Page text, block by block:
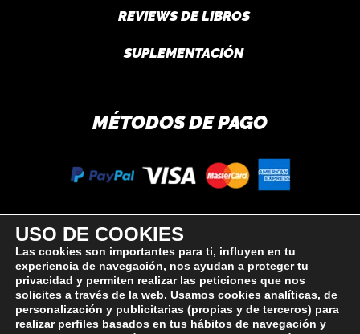
REVIEWS DE LIBROS
SUPLEMENTACIÓN
MÉTODOS DE PAGO
SÍGUEME
USO DE COOKIES
Las cookies son importantes para ti, influyen en tu
experiencia de navegación, nos ayudan a proteger tu
privacidad y permiten realizar las peticiones que nos
solicites a través de la web. Usamos cookies analíticas, de
personalización y publicitarias (propias y de terceros) para
realizar perfiles basados en tus hábitos de navegación y